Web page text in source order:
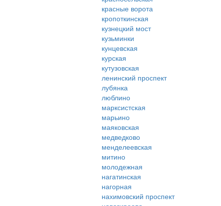
красные ворота
кропоткинская
кузнецкий мост
кузьминки
кунцевская
курская
кутузовская
ленинский проспект
лубянка
люблино
марксистская
марьино
маяковская
медведково
менделеевская
митино
молодежная
нагатинская
нагорная
нахимовский проспект